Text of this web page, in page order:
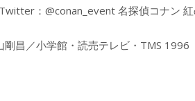
：@conan_event 名探偵コナン 紅
昌／小学館・読売テレビ・TMS 1996